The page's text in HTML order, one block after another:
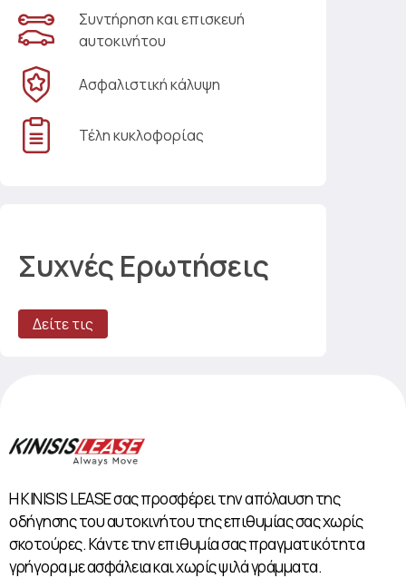
Συντήρηση και επισκευή
αυτοκινήτου
Ασφαλιστική κάλυψη
Τέλη κυκλοφορίας
Συχνές Ερωτήσεις
Δείτε τις
Η KINISIS LEASE σας προσφέρει την απόλαυση της
οδήγησης του αυτοκινήτου της επιθυμίας σας χωρίς
σκοτούρες. Κάντε την επιθυμία σας πραγματικότητα
γρήγορα με ασφάλεια και χωρίς ψιλά γράμματα.